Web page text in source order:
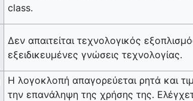
class.
Δεν απαιτείται τεχνολογικός
εξειδικευμένες γνώσεις τεχνολογίας.
Η λογοκλοπή απαγορεύεται ρητά και
την επανάληψη της χρήσης της.